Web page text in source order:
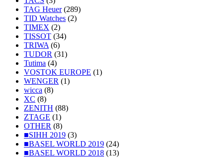
TAG Heuer(289)
TID Watches (2)
TIMEX (2)
TISSOT (34)
TRIWA (6)
TUDOR (31)
Tutima (4)
VOSTOK EUROPE (1)
WENGER (1)
wicca (8)
XC (8)
ZENITH (88)
ZTAGE (1)
OTHER (8)
■SIHH 2019 (3)
■BASEL WORLD 2019 (24)
■BASEL WORLD 2018 (13)